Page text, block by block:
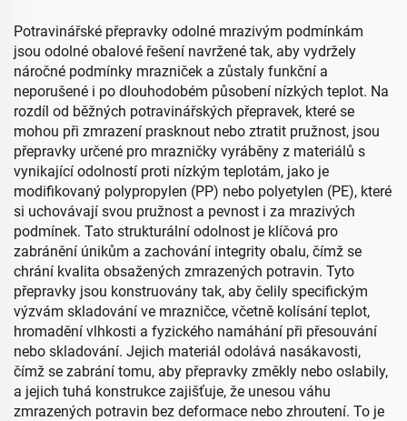
Potravinářské přepravky odolné mrazivým podmínkám
jsou odolné obalové řešení navržené tak, aby vydržely
náročné podmínky mrazniček a zůstaly funkční a
neporušené i po dlouhodobém působení nízkých teplot. Na
rozdíl od běžných potravinářských přepravek, které se
mohou při zmrazení prasknout nebo ztratit pružnost, jsou
přepravky určené pro mrazničky vyráběny z materiálů s
vynikající odolností proti nízkým teplotám, jako je
modifikovaný polypropylen (PP) nebo polyetylen (PE), které
si uchovávají svou pružnost a pevnost i za mrazivých
podmínek. Tato strukturální odolnost je klíčová pro
zabránění únikům a zachování integrity obalu, čímž se
chrání kvalita obsažených zmrazených potravin. Tyto
přepravky jsou konstruovány tak, aby čelily specifickým
výzvám skladování ve mrazničce, včetně kolísání teplot,
hromadění vlhkosti a fyzického namáhání při přesouvání
nebo skladování. Jejich materiál odolává nasákavosti,
čímž se zabrání tomu, aby přepravky změkly nebo oslabily,
a jejich tuhá konstrukce zajišťuje, že unesou váhu
zmrazených potravin bez deformace nebo zhroutení. To je